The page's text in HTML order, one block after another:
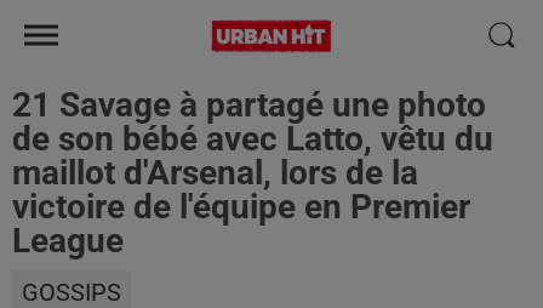
21 Savage à partagé une photo
de son bébé avec Latto, vêtu du
maillot d'Arsenal, lors de la
victoire de l'équipe en Premier
League
GOSSIPS